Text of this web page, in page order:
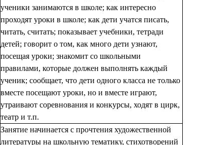
ученики занимаются в школе; как интересно
проходят уроки в школе; как дети учатся писать,
читать, считать; показывает учебники, тетради
детей; говорит о том, как много дети узнают,
посещая уроки; знакомит со школьными
правилами, которые должен выполнять каждый
ученик; сообщает, что дети одного класса не только
вместе посещают уроки, но и вместе играют,
утраивают соревнования и конкурсы, ходят в цирк,
театр и т.п.
Занятие начинается с прочтения художественной
литературы на школьную тематику, стихотворений